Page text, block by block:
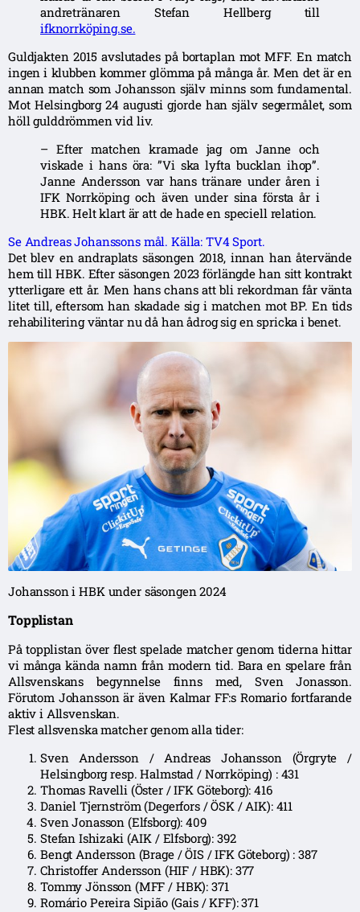
andretränaren Stefan Hellberg till
ifknorrköping.se.
Guldjakten 2015 avslutades på bortaplan mot MFF. En match
ingen i klubben kommer glömma på många år. Men det är en
annan match som Johansson själv minns som fundamental.
Mot Helsingborg 24 augusti gjorde han själv segermålet, som
höll gulddrömmen vid liv.
– Efter matchen kramade jag om Janne och
viskade i hans öra: ”Vi ska lyfta bucklan ihop”.
Janne Andersson var hans tränare under åren i
IFK Norrköping och även under sina första år i
HBK. Helt klart är att de hade en speciell relation.
Se Andreas Johanssons mål. Källa: TV4 Sport.
Det blev en andraplats säsongen 2018, innan han återvände
hem till HBK. Efter säsongen 2023 förlängde han sitt kontrakt
ytterligare ett år. Men hans chans att bli rekordman får vänta
litet till, eftersom han skadade sig i matchen mot BP. En tids
rehabilitering väntar nu då han ådrog sig en spricka i benet.
Johansson i HBK under säsongen 2024
Topplistan
På topplistan över flest spelade matcher genom tiderna hittar
vi många kända namn från modern tid. Bara en spelare från
Allsvenskans begynnelse finns med, Sven Jonasson.
Förutom Johansson är även Kalmar FF:s Romario fortfarande
aktiv i Allsvenskan.
Flest allsvenska matcher genom alla tider:
Sven Andersson / Andreas Johansson (Örgryte /
Helsingborg resp. Halmstad / Norrköping) : 431
Thomas Ravelli (Öster / IFK Göteborg): 416
Daniel Tjernström (Degerfors / ÖSK / AIK): 411
Sven Jonasson (Elfsborg): 409
Stefan Ishizaki (AIK / Elfsborg): 392
Bengt Andersson (Brage / ÖIS / IFK Göteborg) : 387
Christoffer Andersson (HIF / HBK): 377
Tommy Jönsson (MFF / HBK): 371
Romário Pereira Sipião (Gais / KFF): 371